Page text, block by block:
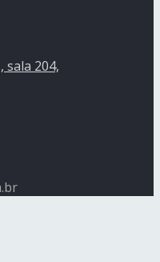
sala 204,